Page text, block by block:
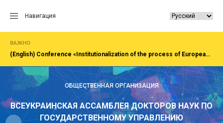
Навигация
ВАЖНО
(English) Сonference «Institutionalization of the process of European integration of society, economy, administration»Rivne, National University of water and EnvironmentFirst All-Ukrainian Congress of doctors in public administration
ОБЩЕСТВЕННАЯ ОРГАНИЗАЦИЯ
ВСЕУКРАИНСКАЯ АССАМБЛЕЯ ДОКТОРОВ НАУК ПО
ГОСУДАРСТВЕННОМУ УПРАВЛЕНИЮ